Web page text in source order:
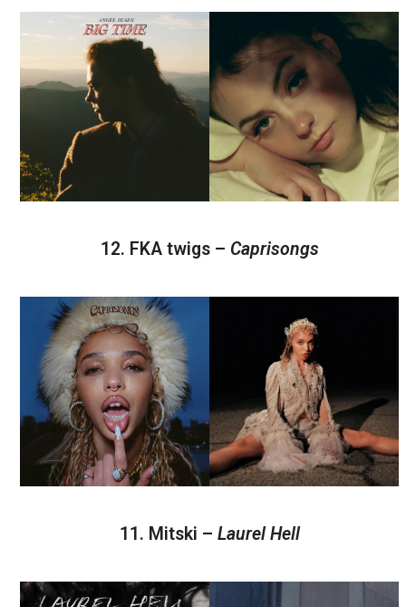
12. FKA twigs – Caprisongs
11. Mitski – Laurel Hell